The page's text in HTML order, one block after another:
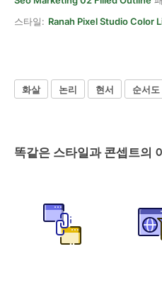
스타일: Ranah Pixel Studio Color
화살 논리 현서 순서도
똑같은 스타일과 콘셉트의